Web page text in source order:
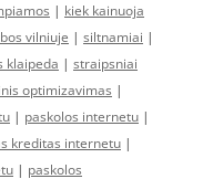
| kiek kainuoja
vilniuje | siltnamiai |
klaipeda | straipsniai
optimizavimas |
| paskolos internetu |
kreditas internetu |
| paskolos